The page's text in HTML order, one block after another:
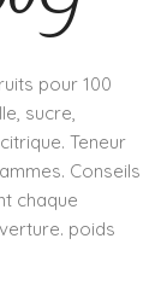
pour 100
sucre,
Teneur
Conseils
chaque
poids